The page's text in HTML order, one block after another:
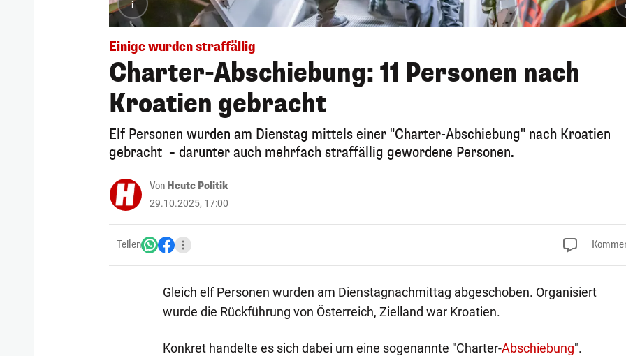
i
Einige wurden straffällig
Charter-Abschiebung: 11 Personen nach
Kroatien gebracht
Elf Personen wurden am Dienstag mittels einer "Charter-Abschiebung" nach Kroatien
gebracht – darunter auch mehrfach straffällig gewordene Personen.
Von Heute Politik
29.10.2025, 17:00
Teilen
Gleich elf Personen wurden am Dienstagnachmittag abgeschoben. Organisiert
wurde die Rückführung von Österreich, Zielland war Kroatien.
Konkret handelte es sich dabei um eine sogenannte "Charter-Abschiebung".